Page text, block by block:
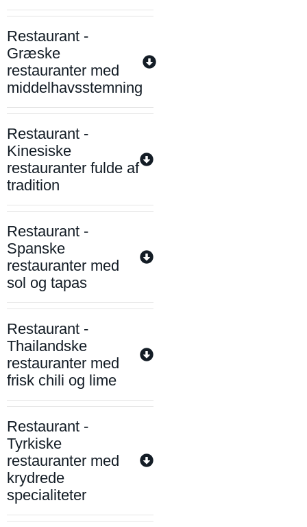
Restaurant -
Græske
restauranter med
middelhavsstemning
Restaurant -
Kinesiske
restauranter fulde af
tradition
Restaurant -
Spanske
restauranter med
sol og tapas
Restaurant -
Thailandske
restauranter med
frisk chili og lime
Restaurant -
Tyrkiske
restauranter med
krydrede
specialiteter